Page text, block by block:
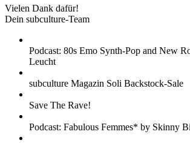
Vielen Dank dafür!
Dein subculture-Team
Podcast: 80s Emo Synth-Pop and New
Leucht
subculture Magazin Soli Backstock-Sale
Save The Rave!
Podcast: Fabulous Femmes* by Skinny